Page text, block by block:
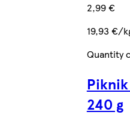
2,99 €
19,93 €/
Quantity
240 g